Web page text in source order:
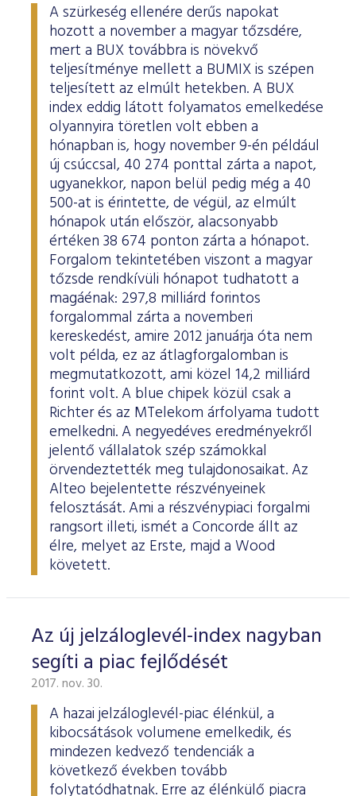
A szürkeség ellenére derűs napokat
hozott a november a magyar tőzsdére,
mert a BUX továbbra is növekvő
teljesítménye mellett a BUMIX is szépen
teljesített az elmúlt hetekben. A BUX
index eddig látott folyamatos emelkedése
olyannyira töretlen volt ebben a
hónapban is, hogy november 9-én például
új csúccsal, 40 274 ponttal zárta a napot,
ugyanekkor, napon belül pedig még a 40
500-at is érintette, de végül, az elmúlt
hónapok után először, alacsonyabb
értéken 38 674 ponton zárta a hónapot.
Forgalom tekintetében viszont a magyar
tőzsde rendkívüli hónapot tudhatott a
magáénak: 297,8 milliárd forintos
forgalommal zárta a novemberi
kereskedést, amire 2012 januárja óta nem
volt példa, ez az átlagforgalomban is
megmutatkozott, ami közel 14,2 milliárd
forint volt. A blue chipek közül csak a
Richter és az MTelekom árfolyama tudott
emelkedni. A negyedéves eredményekről
jelentő vállalatok szép számokkal
örvendeztették meg tulajdonosaikat. Az
Alteo bejelentette részvényeinek
felosztását. Ami a részvénypiaci forgalmi
rangsort illeti, ismét a Concorde állt az
élre, melyet az Erste, majd a Wood
követett.
Az új jelzáloglevél-index nagyban
segíti a piac fejlődését
2017. nov. 30.
A hazai jelzáloglevél-piac élénkül, a
kibocsátások volumene emelkedik, és
mindezen kedvező tendenciák a
következő években tovább
folytatódhatnak. Erre az élénkülő piacra